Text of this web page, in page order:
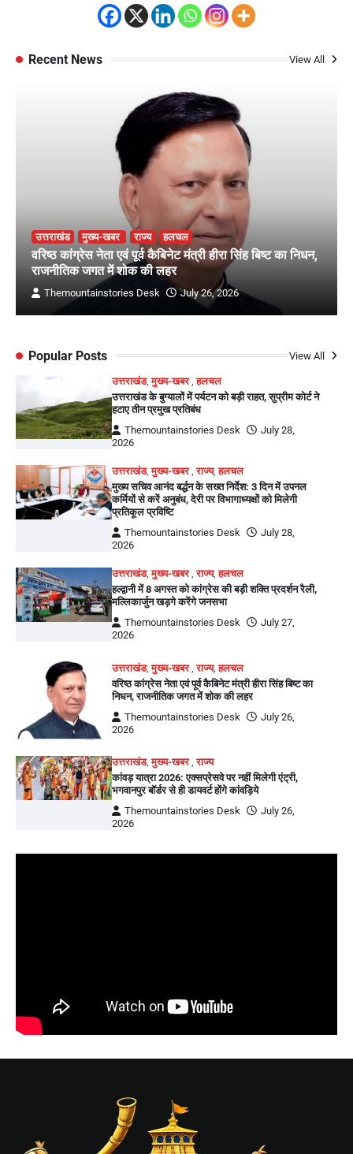
Recent News View All
उत्तराखंड मुख्य-खबर राज्य हलचल
वरिष्ठ कांग्रेस नेता एवं पूर्व कैबिनेट मंत्री हीरा सिंह बिष्ट का निधन,
राजनीतिक जगत में शोक की लहर
Themountainstories Desk July 26, 2026
Popular Posts View All
उत्तराखंड,मुख्य-खबर ,हलचल
उत्तराखंड के बुग्यालों में पर्यटन को बड़ी राहत, सुप्रीम कोर्ट ने
हटाए तीन प्रमुख प्रतिबंध
Themountainstories Desk
July 28,
2026
उत्तराखंड,मुख्य-खबर ,राज्य,हलचल
मुख्य सचिव आनंद बर्द्धन के सख्त निर्देश: 3 दिन में उपनल
कर्मियों से करें अनुबंध, देरी पर विभागाध्यक्षों को मिलेगी
प्रतिकूल प्रविष्टि
Themountainstories Desk
July 28,
2026
उत्तराखंड,मुख्य-खबर ,राज्य,हलचल
हल्द्वानी में 8 अगस्त को कांग्रेस की बड़ी शक्ति प्रदर्शन रैली,
मल्लिकार्जुन खड़गे करेंगे जनसभा
Themountainstories Desk
July 27,
2026
उत्तराखंड,मुख्य-खबर ,राज्य,हलचल
वरिष्ठ कांग्रेस नेता एवं पूर्व कैबिनेट मंत्री हीरा सिंह बिष्ट का
निधन, राजनीतिक जगत में शोक की लहर
Themountainstories Desk
July 26,
2026
उत्तराखंड,मुख्य-खबर,राज्य
कांवड़ यात्रा 2026: एक्सप्रेसवे पर नहीं मिलेगी एंट्री,
भगवानपुर बॉर्डर से ही डायवर्ट होंगे कांवड़िये
Themountainstories Desk
July 26,
2026